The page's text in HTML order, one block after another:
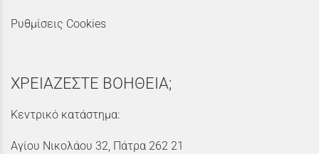
Ρυθμίσεις Cookies
ΧΡΕΙΑΖΕΣΤΕ ΒΟΗΘΕΙΑ;
Κεντρικό κατάστημα:
Αγίου Νικολάου 32, Πάτρα 262 21